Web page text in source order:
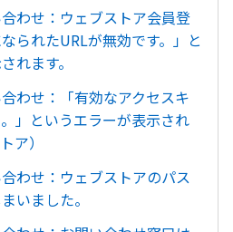
わせ：ウェブストア会員登
られたURLが無効です。」と
れます。
わせ：「有効なアクセスキ
」というエラーが表示され
ア）
わせ：ウェブストアのパス
いました。